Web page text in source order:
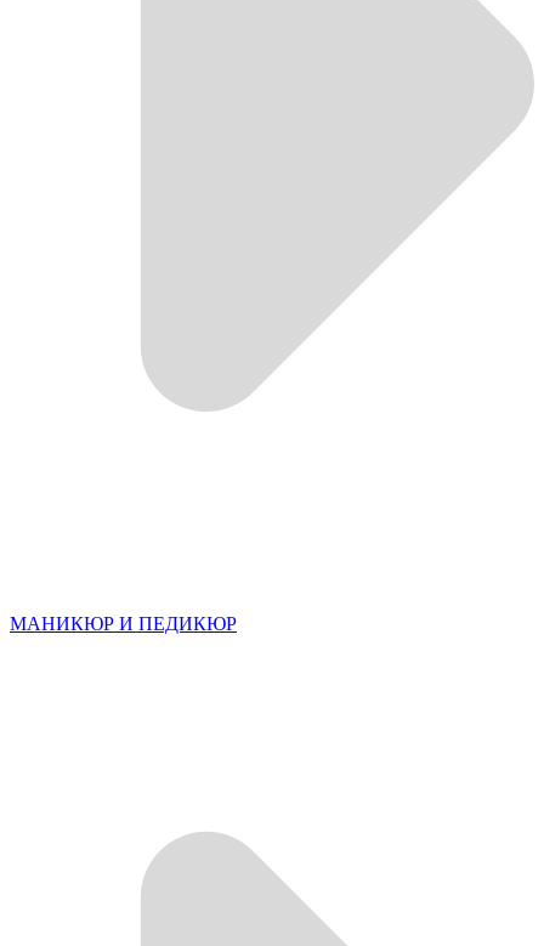
МАНИКЮР И ПЕДИКЮР